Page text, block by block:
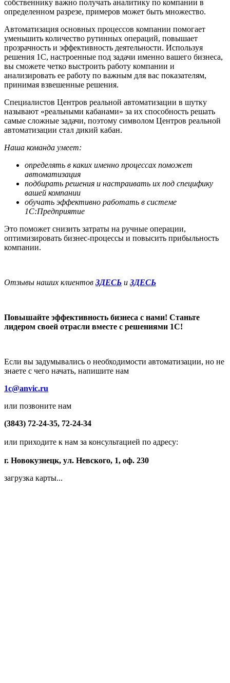
собственнику важно получать аналитику по компании в
определенном разрезе, примеров может быть множество.
Автоматизация основных процессов компании помогает
уменьшить количество рутинных операций, повышает
прозрачность и эффективность деятельности. Используя
решения 1C, настроенные под задачи именно вашего бизнеса,
вы сможете четко выстроить работу компании и
анализировать ее работу по важным для вас показателям,
принимая взвешенные решения.
Специалистов Центров реальной автоматизации в шутку
называют «реальными кабанами» за их способность решать
самые сложные задачи, поэтому символом Центров реальной
автоматизации стал дикий кабан.
Наша команда умеет:
определять в каких именно процессах поможет
автоматизация
подбирать решения и настраивать их под специфику
вашей компании
обучать эффективно работать в системе
1С:Предприятие
Это поможет снизить затраты на ручные операции,
оптимизировать бизнес-процессы и повысить прибыльность
компании.
Отзывы наших клиентов ЗДЕСЬ и ЗДЕСЬ
Повышайте эффективность бизнеса с нами! Станьте
лидером своей отрасли вместе с решениями 1С!
Если вы задумывались о необходимости автоматизации, но не
знаете с чего начать, напишите нам
1c@anvic.ru
или позвоните нам
(3843) 72-24-35, 72-24-34
или приходите к нам за консультацией по адресу:
г. Новокузнецк, ул. Невского, 1, оф. 230
загрузка карты...